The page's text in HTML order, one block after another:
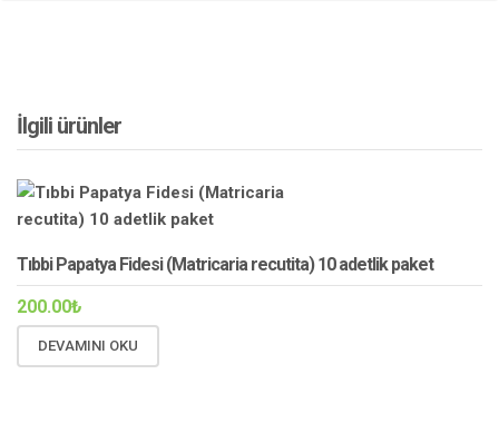
İlgili ürünler
Tıbbi Papatya Fidesi (Matricaria recutita) 10 adetlik paket
200.00₺
DEVAMINI OKU